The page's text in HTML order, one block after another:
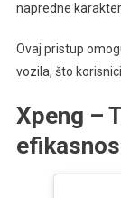
napredne
Ovaj pristup
vozila, što
Xpeng –